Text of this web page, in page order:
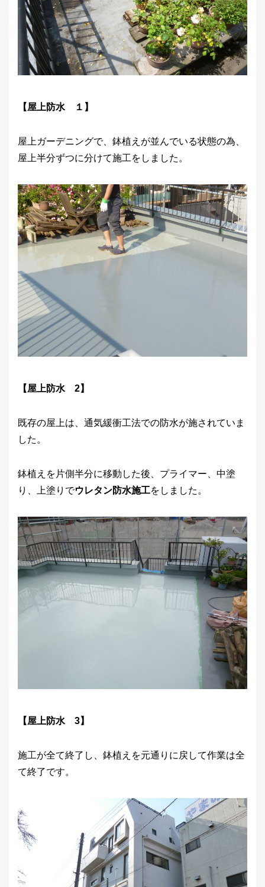
【屋上防水 １】
屋上ガーデニングで、鉢植えが並んでいる状態の為、
屋上半分ずつに分けて施工をしました。
【屋上防水 2】
既存の屋上は、通気緩衝工法での防水が施されていま
した。
鉢植えを片側半分に移動した後、プライマー、中塗
り、上塗りでウレタン防水施工をしました。
【屋上防水 3】
施工が全て終了し、鉢植えを元通りに戻して作業は全
て終了です。